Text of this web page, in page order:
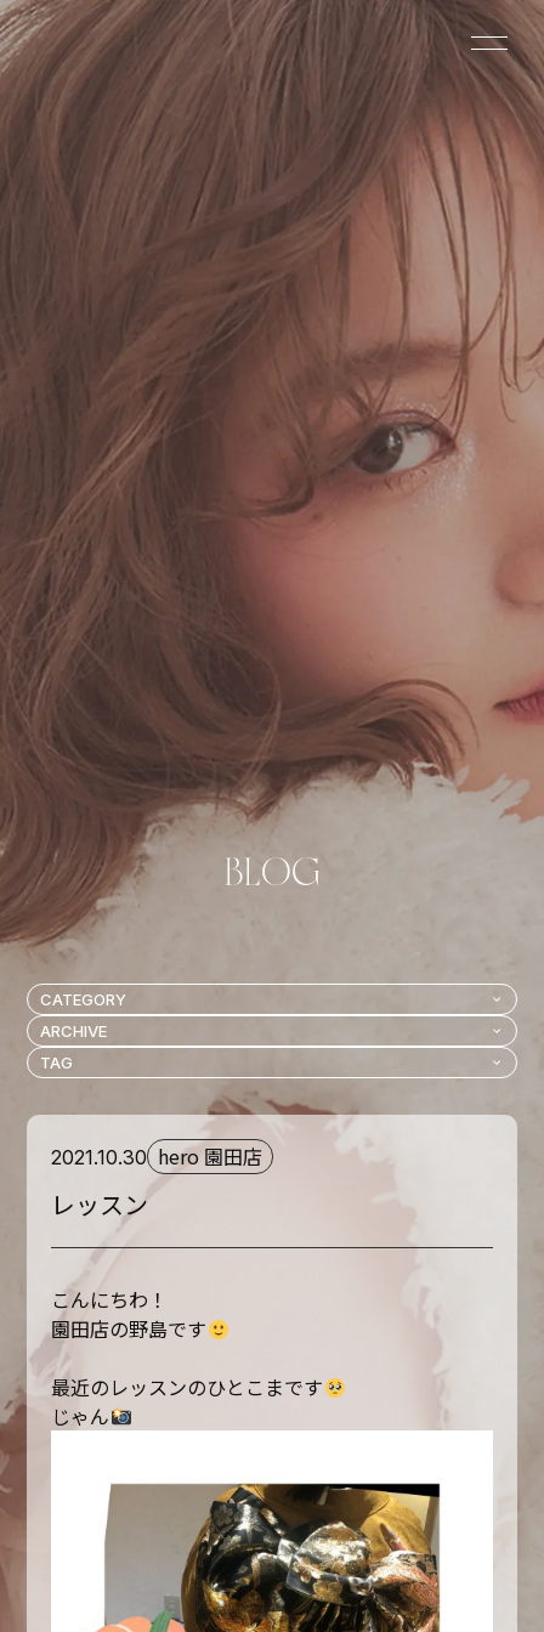
2021.10.30 hero 園田店
レッスン
こんにちわ！
園田店の野島です
最近のレッスンのひとこまです
じゃん